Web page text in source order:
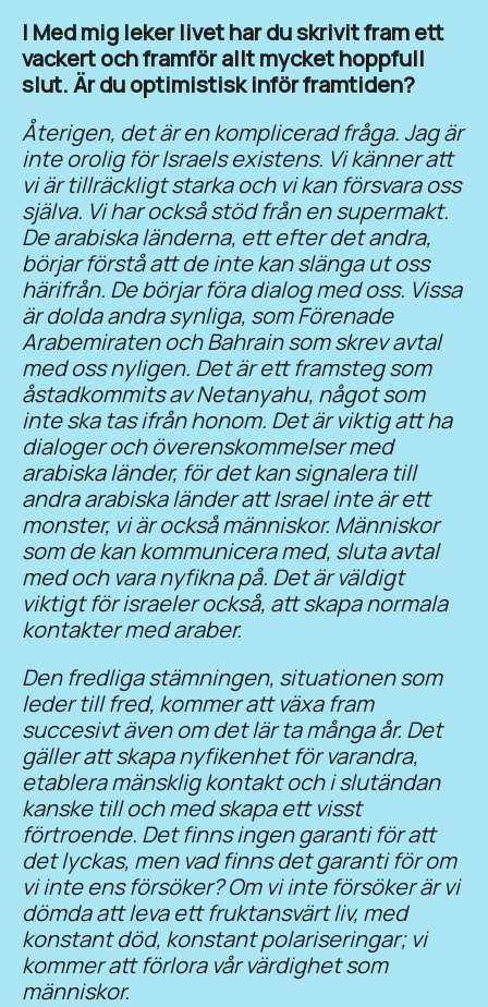
I Med mig leker livet har du skrivit fram ett
vackert och framför allt mycket hoppfull
slut. Är du optimistisk inför framtiden?
Återigen, det är en komplicerad fråga. Jag är
inte orolig för Israels existens. Vi känner att
vi är tillräckligt starka och vi kan försvara oss
själva. Vi har också stöd från en supermakt.
De arabiska länderna, ett efter det andra,
börjar förstå att de inte kan slänga ut oss
härifrån. De börjar föra dialog med oss. Vissa
är dolda andra synliga, som Förenade
Arabemiraten och Bahrain som skrev avtal
med oss nyligen. Det är ett framsteg som
åstadkommits av Netanyahu, något som
inte ska tas ifrån honom. Det är viktig att ha
dialoger och överenskommelser med
arabiska länder, för det kan signalera till
andra arabiska länder att Israel inte är ett
monster, vi är också människor. Människor
som de kan kommunicera med, sluta avtal
med och vara nyfikna på. Det är väldigt
viktigt för israeler också, att skapa normala
kontakter med araber.
Den fredliga stämningen, situationen som
leder till fred, kommer att växa fram
succesivt även om det lär ta många år. Det
gäller att skapa nyfikenhet för varandra,
etablera mänsklig kontakt och i slutändan
kanske till och med skapa ett visst
förtroende. Det finns ingen garanti för att
det lyckas, men vad finns det garanti för om
vi inte ens försöker? Om vi inte försöker är vi
dömda att leva ett fruktansvärt liv, med
konstant död, konstant polariseringar; vi
kommer att förlora vår värdighet som
människor.